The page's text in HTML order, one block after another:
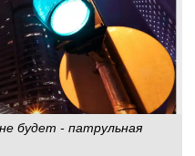
будет - патрульная